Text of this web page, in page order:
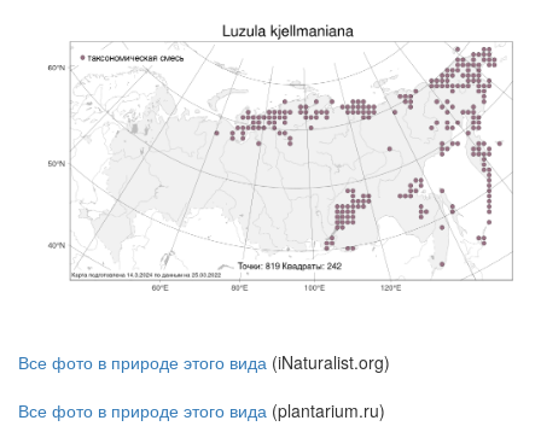
Все фото в природе этого вида (iNaturalist.org)
Все фото в природе этого вида (plantarium.ru)